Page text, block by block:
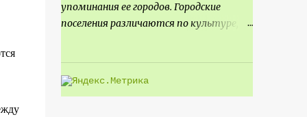
упоминания ее городов. Городские
поселения различаются по культуре,
более значимыми на протяжении всего
развития региона. Исторически